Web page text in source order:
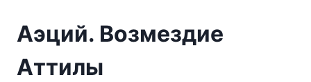
Аэций. Возмездие
Аттилы